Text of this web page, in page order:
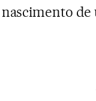
nascimento de